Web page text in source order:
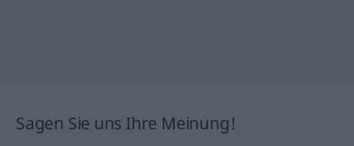
Sagen Sie uns Ihre Meinung!